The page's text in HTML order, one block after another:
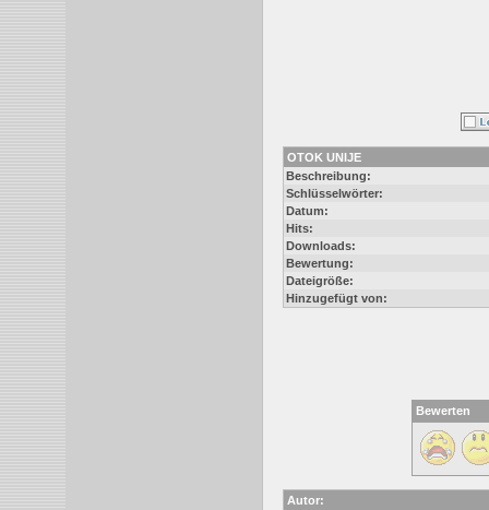
OTOK UNIJE
Beschreibung:
Schlüsselwörter:
Datum:
Hits:
Downloads:
Bewertung:
Dateigröße:
Hinzugefügt von:
Bewerten
Autor: